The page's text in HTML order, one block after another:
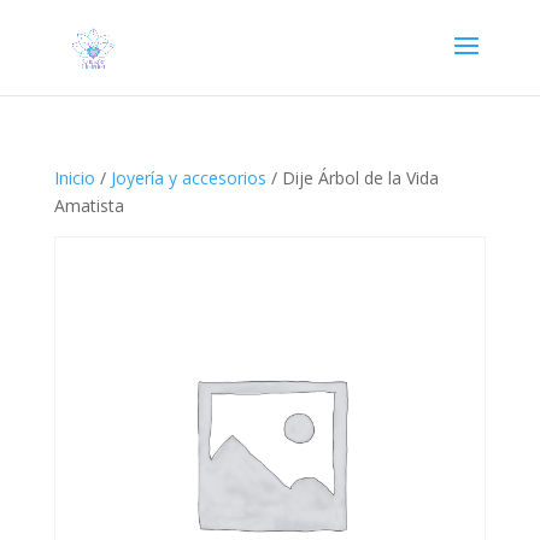
Inicio / Joyería y accesorios / Dije Árbol de la Vida
Amatista